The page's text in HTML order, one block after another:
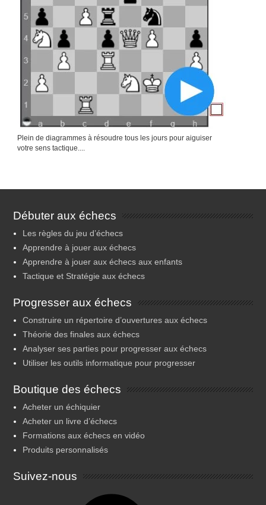
Plein de diagrammes à résoudre tous les jours pour aiguiser
votre sens tactique....
Débuter aux échecs
Les règles du jeu d’échecs
Apprendre à jouer aux échecs
Apprendre à jouer aux échecs aux enfants
Tactique et Stratégie aux échecs
Progresser aux échecs
Construire un répertoire d’ouvertures aux échecs
Théorie des finales aux échecs
Analyser ses parties pour progresser aux échecs
Utiliser les outils informatique pour progresser
Boutique des échecs
Acheter un échiquier
Acheter un livre d’échecs
Formations aux échecs en vidéo
Produits personnalisés
Suivez-nous